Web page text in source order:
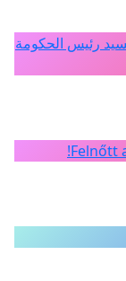
رئيس الحكومة
Felnőtt